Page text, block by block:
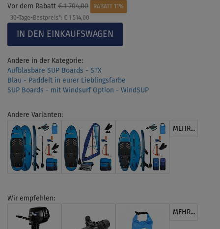
Vor dem Rabatt € 1 704,00
RABATT 11%
30-Tage-Bestpreis*: € 1 514,00
Andere in der Kategorie:
Aufblasbare SUP Boards - STX
Blau - Paddelt in eurer Lieblingsfarbe
SUP Boards - mit Windsurf Option - WindSUP
Andere Varianten:
MEHR...
Wir empfehlen:
MEHR...